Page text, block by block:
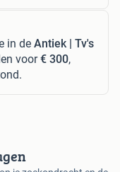
in de Antiek | Tv's
voor€ 300,